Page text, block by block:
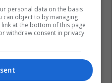
personal data on the basis
can object to by managing
at the bottom of this page
withdraw consent in privacy